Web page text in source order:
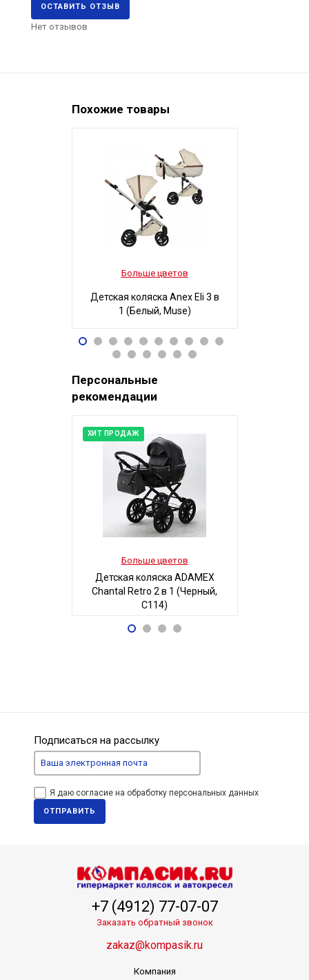
ОСТАВИТЬ ОТЗЫВ
Нет отзывов
Похожие товары
Больше цветов
Детская коляска Anex Eli 3 в
1 (Белый, Muse)
96 490Р
Персональные
рекомендации
ХИТ ПРОДАЖ
Больше цветов
Детская коляска ADAMEX
Chantal Retro 2 в 1 (Черный,
C114)
68 700 Р
Подписаться на рассылку
Я даю согласие на обработку персональных данных
ОТПРАВИТЬ
+7 (4912) 77-07-07
Заказать обратный звонок
zakaz@kompasik.ru
Компания